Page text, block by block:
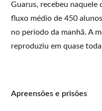
Guarus, recebeu naquele
fluxo médio de 450
no período da manhã. A
reproduziu em quase
Apreensões e prisões